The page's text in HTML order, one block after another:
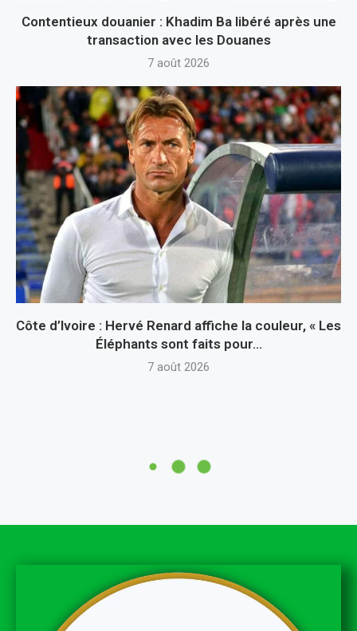
Contentieux douanier : Khadim Ba libéré après une
transaction avec les Douanes
7 août 2026
Côte d’Ivoire : Hervé Renard affiche la couleur, « Les
Éléphants sont faits pour...
7 août 2026